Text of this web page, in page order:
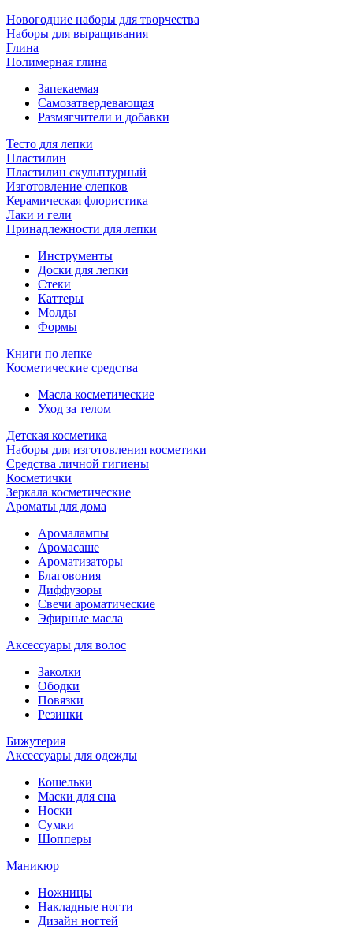
Новогодние наборы для творчества
Наборы для выращивания
Глина
Полимерная глина
Запекаемая
Самозатвердевающая
Размягчители и добавки
Тесто для лепки
Пластилин
Пластилин скульптурный
Изготовление слепков
Керамическая флористика
Лаки и гели
Принадлежности для лепки
Инструменты
Доски для лепки
Стеки
Каттеры
Молды
Формы
Книги по лепке
Косметические средства
Масла косметические
Уход за телом
Детская косметика
Наборы для изготовления косметики
Средства личной гигиены
Косметички
Зеркала косметические
Ароматы для дома
Аромалампы
Аромасаше
Ароматизаторы
Благовония
Диффузоры
Свечи ароматические
Эфирные масла
Аксессуары для волос
Заколки
Ободки
Повязки
Резинки
Бижутерия
Аксессуары для одежды
Кошельки
Маски для сна
Носки
Сумки
Шопперы
Маникюр
Ножницы
Накладные ногти
Дизайн ногтей